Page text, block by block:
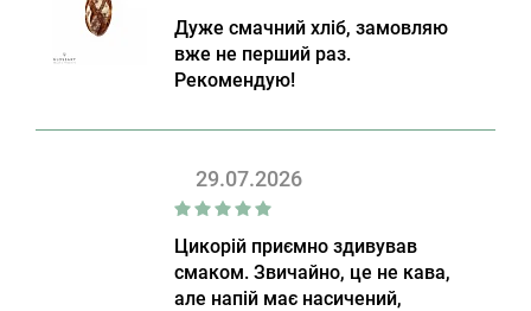
Дуже смачний хліб, замовляю
вже не перший раз.
Рекомендую!
29.07.2026
Цикорій приємно здивував
смаком. Звичайно, це не кава,
але напій має насичений,